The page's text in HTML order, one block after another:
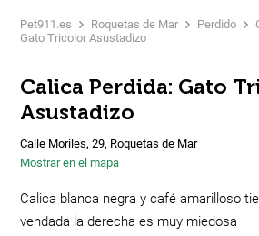
Pet911.es Roquetas de Mar Perdido
Gato Tricolor Asustadizo
Calica Perdida: Gato
Asustadizo
Calle Moriles, 29, Roquetas de Mar
Mostrar en el mapa
Calica blanca negra y café amarilloso
vendada la derecha es muy miedosa